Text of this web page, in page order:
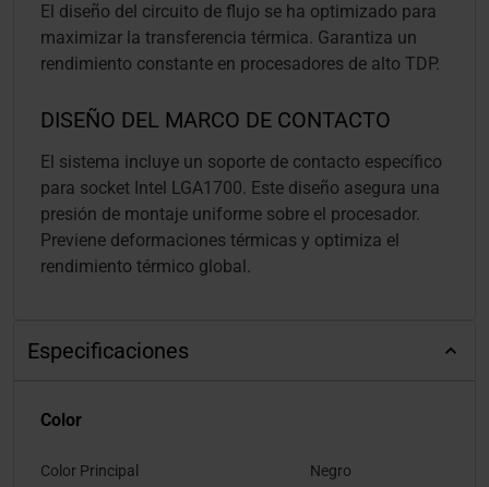
El diseño del circuito de flujo se ha optimizado para
maximizar la transferencia térmica. Garantiza un
rendimiento constante en procesadores de alto TDP.
DISEÑO DEL MARCO DE CONTACTO
El sistema incluye un soporte de contacto específico
para socket Intel LGA1700. Este diseño asegura una
presión de montaje uniforme sobre el procesador.
Previene deformaciones térmicas y optimiza el
rendimiento térmico global.
Especificaciones
Color
Color Principal Negro